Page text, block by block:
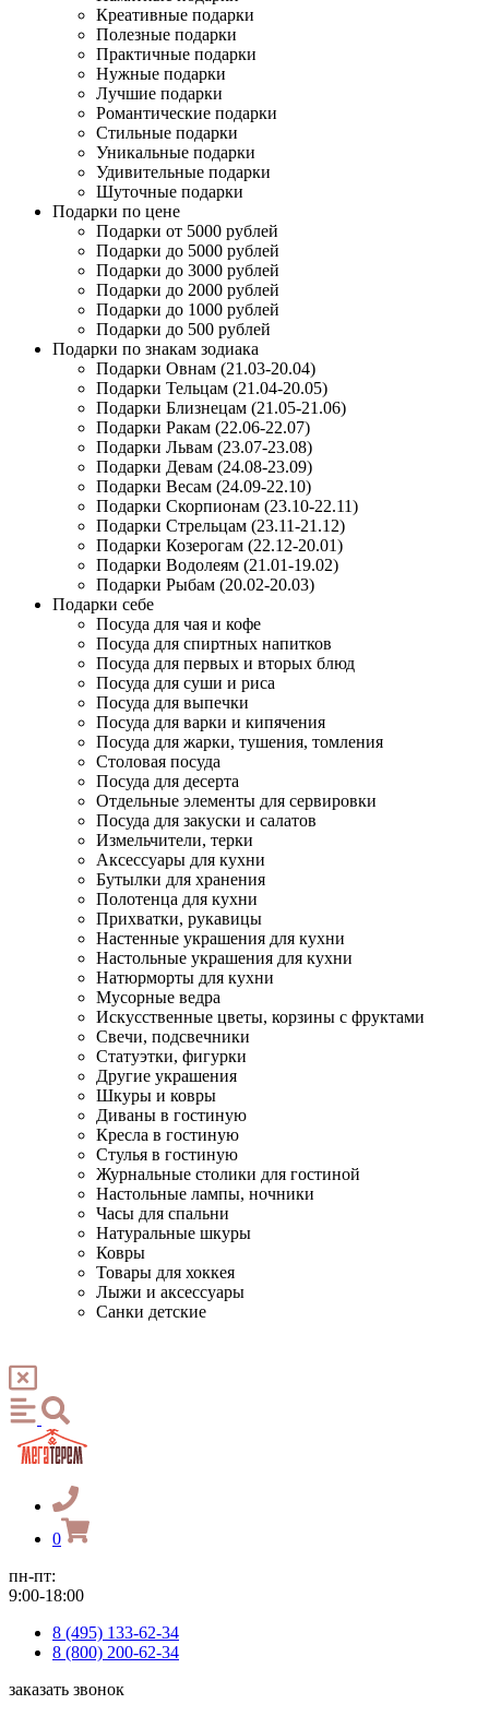
Креативные подарки
Полезные подарки
Практичные подарки
Нужные подарки
Лучшие подарки
Романтические подарки
Стильные подарки
Уникальные подарки
Удивительные подарки
Шуточные подарки
Подарки по цене
Подарки от 5000 рублей
Подарки до 5000 рублей
Подарки до 3000 рублей
Подарки до 2000 рублей
Подарки до 1000 рублей
Подарки до 500 рублей
Подарки по знакам зодиака
Подарки Овнам (21.03-20.04)
Подарки Тельцам (21.04-20.05)
Подарки Близнецам (21.05-21.06)
Подарки Ракам (22.06-22.07)
Подарки Львам (23.07-23.08)
Подарки Девам (24.08-23.09)
Подарки Весам (24.09-22.10)
Подарки Скорпионам (23.10-22.11)
Подарки Стрельцам (23.11-21.12)
Подарки Козерогам (22.12-20.01)
Подарки Водолеям (21.01-19.02)
Подарки Рыбам (20.02-20.03)
Подарки себе
Посуда для чая и кофе
Посуда для спиртных напитков
Посуда для первых и вторых блюд
Посуда для суши и риса
Посуда для выпечки
Посуда для варки и кипячения
Посуда для жарки, тушения, томления
Столовая посуда
Посуда для десерта
Отдельные элементы для сервировки
Посуда для закуски и салатов
Измельчители, терки
Аксессуары для кухни
Бутылки для хранения
Полотенца для кухни
Прихватки, рукавицы
Настенные украшения для кухни
Настольные украшения для кухни
Натюрморты для кухни
Мусорные ведра
Искусственные цветы, корзины с фруктами
Свечи, подсвечники
Статуэтки, фигурки
Другие украшения
Шкуры и ковры
Диваны в гостиную
Кресла в гостиную
Стулья в гостиную
Журнальные столики для гостиной
Настольные лампы, ночники
Часы для спальни
Натуральные шкуры
Ковры
Товары для хоккея
Лыжи и аксессуары
Санки детские
0
пн-пт:
9:00-18:00
8 (495) 133-62-34
8 (800) 200-62-34
заказать звонок